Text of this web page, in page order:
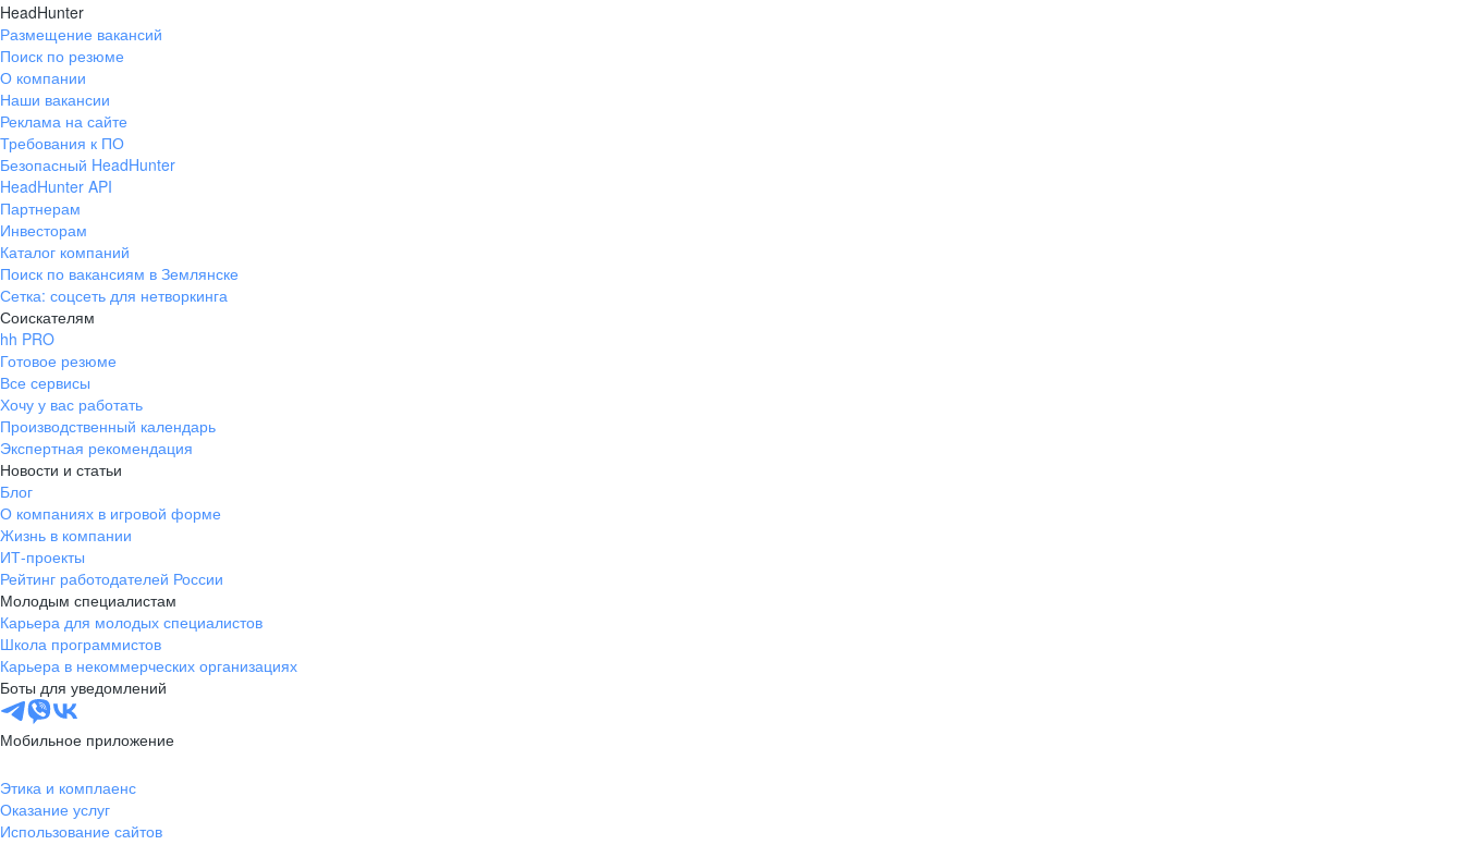
HeadHunter
Размещение вакансий
Поиск по резюме
О компании
Наши вакансии
Реклама на сайте
Требования к ПО
Безопасный HeadHunter
HeadHunter API
Партнерам
Инвесторам
Каталог компаний
Поиск по вакансиям в Землянске
Сетка: соцсеть для нетворкинга
Соискателям
hh PRO
Готовое резюме
Все сервисы
Хочу у вас работать
Производственный календарь
Экспертная рекомендация
Новости и статьи
Блог
О компаниях в игровой форме
Жизнь в компании
ИТ-проекты
Рейтинг работодателей России
Молодым специалистам
Карьера для молодых специалистов
Школа программистов
Карьера в некоммерческих организациях
Боты для уведомлений
Мобильное приложение
Этика и комплаенс
Оказание услуг
Использование сайтов